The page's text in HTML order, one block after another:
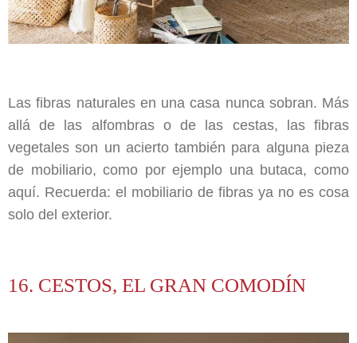
Las fibras naturales en una casa nunca sobran. Más
allá de las alfombras o de las cestas, las fibras
vegetales son un acierto también para alguna pieza
de mobiliario, como por ejemplo una butaca, como
aquí. Recuerda: el mobiliario de fibras ya no es cosa
solo del exterior.
16. CESTOS, EL GRAN COMODÍN